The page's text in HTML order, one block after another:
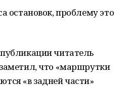
остановок, проблему это
читатель
что «маршрутки
«в задней части»